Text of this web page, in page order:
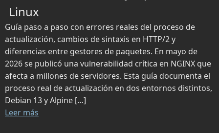
Linux
Guía paso a paso con errores reales del proceso de
actualización, cambios de sintaxis en HTTP/2 y
diferencias entre gestores de paquetes. En mayo de
2026 se publicó una vulnerabilidad crítica en NGINX que
afecta a millones de servidores. Esta guía documenta el
proceso real de actualización en dos entornos distintos,
Debian 13 y Alpine […]
Leer más